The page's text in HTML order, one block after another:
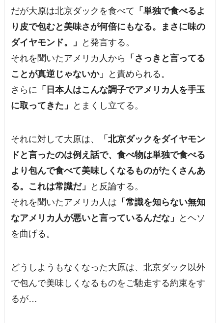
だが大原は北京ダックを食べて 「単独で食べるよ
り皮で包むと美味さが何倍にもなる。まさに味の
ダイヤモンド。」
と発言する。
それを聞いたアメリカ人から
「さっきと言ってる
ことが真逆じゃないか」
と責められる。
さらに 「日本人はこんな調子でアメリカ人を手玉
に取ってきた」
とまくし立てる。
それに対して大原は、
「北京ダックをダイヤモン
ドと言ったのは例え話で、食べ物は単独で食べる
より包んで食べて美味しくなるものがたくさんあ
る。これは常識だ」
と反論する。
それを聞いたアメリカ人は 「常識を知らない無知
なアメリカ人が悪いと言っているんだな」
とヘソ
を曲げる。
どうしようもなくなった大原は、北京ダック以外
で包んで美味しくなるものをご馳走する約束をす
るが…